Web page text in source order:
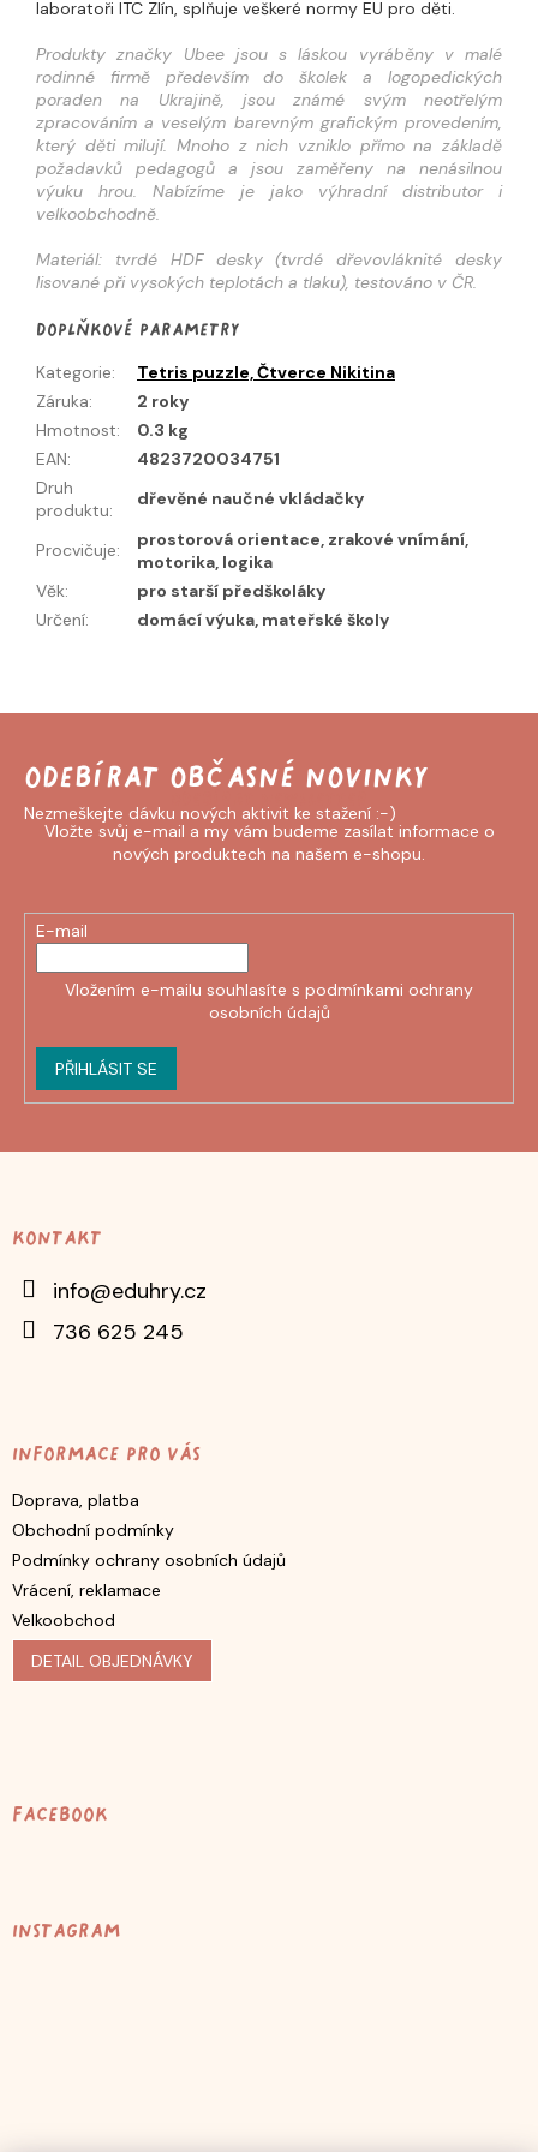
laboratoři ITC Zlín, splňuje veškeré normy EU pro děti.
Produkty značky Ubee jsou s láskou vyráběny v malé
rodinné firmě především do školek a logopedických
poraden na Ukrajině, jsou známé svým neotřelým
zpracováním a veselým barevným grafickým provedením,
který děti milují. Mnoho z nich vzniklo přímo na základě
požadavků pedagogů a jsou zaměřeny na nenásilnou
výuku hrou. Nabízíme je jako výhradní distributor i
velkoobchodně.
Materiál: tvrdé HDF desky (tvrdé dřevovláknité desky
lisované při vysokých teplotách a tlaku), testováno v ČR.
Doplňkové parametry
Kategorie:
Tetris puzzle, Čtverce Nikitina
Záruka:
2 roky
Hmotnost:
0.3 kg
EAN:
4823720034751
Druh
produktu:
dřevěné naučné vkládačky
Procvičuje:
prostorová orientace, zrakové vnímání,
motorika, logika
Věk:
pro starší předškoláky
Určení: domácí výuka, mateřské školy
Vložte svůj e-mail a my vám budeme zasílat informace o
nových produktech na našem e-shopu.
E-mail
Vložením e-mailu souhlasíte s podmínkami ochrany
osobních údajů
PŘIHLÁSIT SE
Kontakt
info@eduhry.cz
736 625 245
Informace pro vás
Doprava, platba
Obchodní podmínky
Podmínky ochrany osobních údajů
Vrácení, reklamace
Velkoobchod
DETAIL OBJEDNÁVKY
Facebook
Instagram